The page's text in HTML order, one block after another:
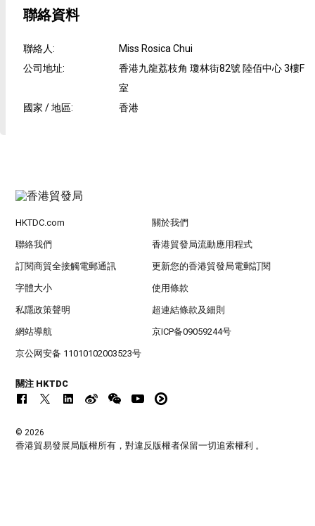
聯絡資料
聯絡人:
Miss Rosica Chui
公司地址:
香港九龍荔枝角 瓊林街82號 陸佰中心 3樓F
室
國家 / 地區: 香港
HKTDC.com 關於我們
聯絡我們 香港貿發局流動應用程式
訂閱商貿全接觸電郵通訊 更新您的香港貿發局電郵訂閱
字體大小 使用條款
私隱政策聲明 超連結條款及細則
網站導航 京ICP备09059244号
京公网安备 11010102003523号
關注 HKTDC
© 2026
香港貿易發展局版權所有，對違反版權者保留一切追索權利 。